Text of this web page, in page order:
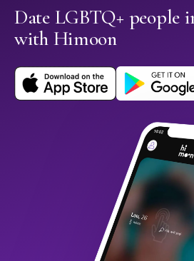
Date LGBTQ+ people
with Himoon